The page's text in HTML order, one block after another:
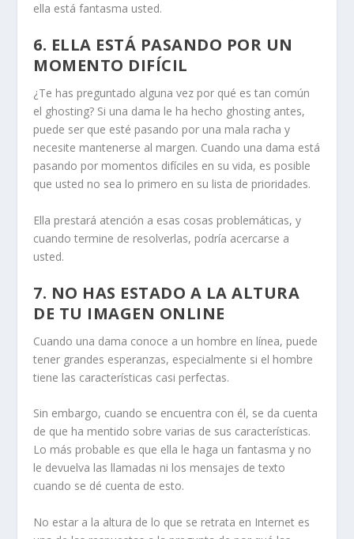
ella está fantasma usted.
6. ELLA ESTÁ PASANDO POR UN
MOMENTO DIFÍCIL
¿Te has preguntado alguna vez por qué es tan común
el ghosting? Si una dama le ha hecho ghosting antes,
puede ser que esté pasando por una mala racha y
necesite mantenerse al margen. Cuando una dama está
pasando por momentos difíciles en su vida, es posible
que usted no sea lo primero en su lista de prioridades.
Ella prestará atención a esas cosas problemáticas, y
cuando termine de resolverlas, podría acercarse a
usted.
7. NO HAS ESTADO A LA ALTURA
DE TU IMAGEN ONLINE
Cuando una dama conoce a un hombre en línea, puede
tener grandes esperanzas, especialmente si el hombre
tiene las características casi perfectas.
Sin embargo, cuando se encuentra con él, se da cuenta
de que ha mentido sobre varias de sus características.
Lo más probable es que ella le haga un fantasma y no
le devuelva las llamadas ni los mensajes de texto
cuando se dé cuenta de esto.
No estar a la altura de lo que se retrata en Internet es